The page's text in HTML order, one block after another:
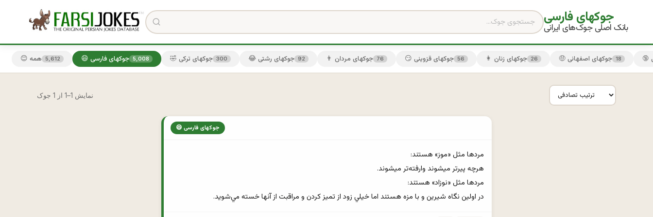
جوکهای فارسی
بانک اصلی جوک‌های ایرانی
😊 همه 5,612 😄 جوکهای فارسی 5,008 🤣 جوکهای ترکی 300 😂 جوکهای رشتی 92 👨 جوکهای مردان 76 😏 جوکهای قزوینی 56 👩 جوکهای زنان 26 🤑 جوکهای اصفهانی 18
نمایش 1–1 از 1 جوک
😄 جوکهای فارسی
در اولين نگاه شيرين و با مزه هستند اما خيلي زود از تميز كردن و مراقبت از آنها خسته مي‌شويد.